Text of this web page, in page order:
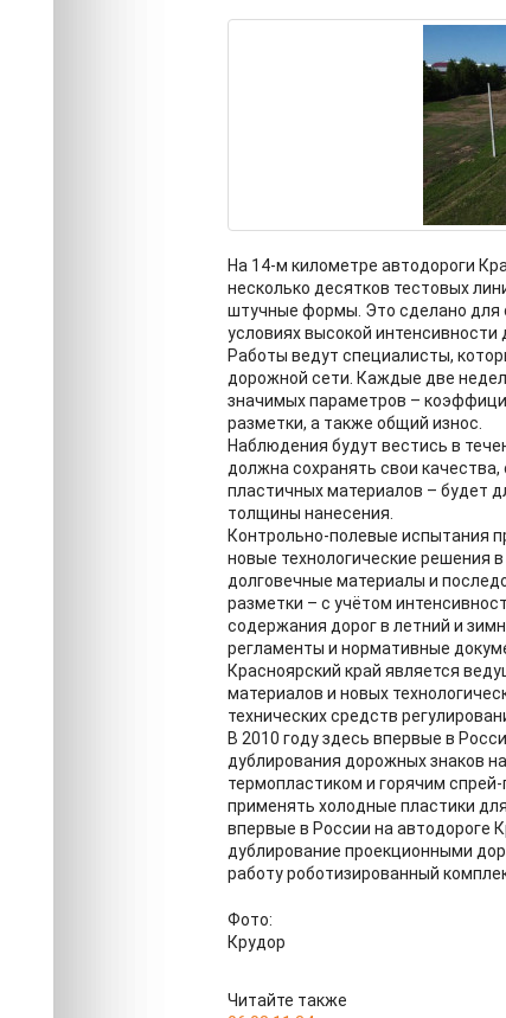
На 14-м километре автодороги
несколько десятков тестовых
штучные формы. Это сделано для
условиях высокой интенсивности
Работы ведут специалисты,
дорожной сети. Каждые две
значимых параметров –
разметки, а также общий износ.
Наблюдения будут вестись в
должна сохранять свои качества,
пластичных материалов – будет
толщины нанесения.
Контрольно-полевые испытания
новые технологические решения
долговечные материалы и
разметки – с учётом
содержания дорог в летний и
регламенты и нормативные
Красноярский край является
материалов и новых
технических средств
В 2010 году здесь впервые в
дублирования дорожных знаков
термопластиком и горячим
применять холодные пластики
впервые в России на автодороге
дублирование проекционными
работу роботизированный
Фото:
Крудор
Читайте также